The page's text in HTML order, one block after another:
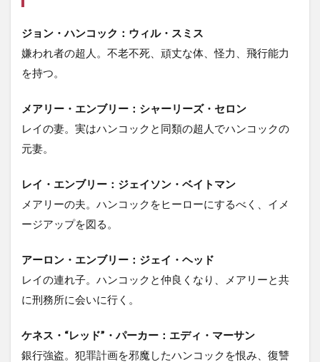
ジョン・ハンコック： ウィル・スミス
嫌われ者の超人。不老不死、頑丈な体、怪力、飛行能力
を持つ。
メアリー・エンブリー： シャーリーズ・セロン
レイの妻。実はハンコックと同類の超人でハンコックの
元妻。
レイ・エンブリー： ジェイソン・ベイトマン
メアリーの夫。ハンコックをヒーローにするべく、イメ
ージアップを図る。
アーロン・エンブリー： ジェイ・ヘッド
レイの連れ子。ハンコックと仲良くなり、メアリーと共
に刑務所に会いに行く。
ケネス・“レッド”・パーカー： エディ・マーサン
銀行強盗。犯罪計画を邪魔したハンコックを恨み、復讐